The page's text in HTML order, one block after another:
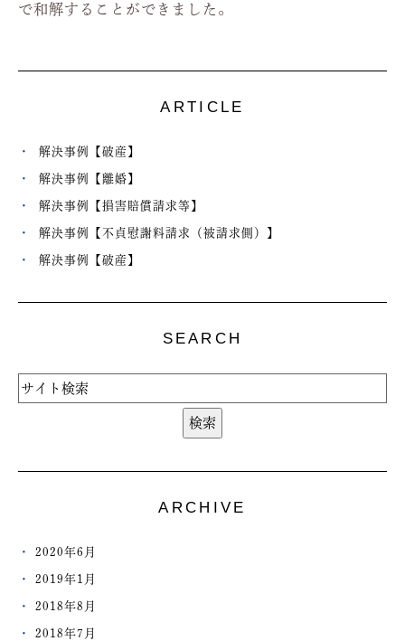
で和解することができました。
ARTICLE
解決事例【破産】
解決事例【離婚】
解決事例【損害賠償請求等】
解決事例【不貞慰謝料請求（被請求側）】
解決事例【破産】
SEARCH
ARCHIVE
2020年6月
2019年1月
2018年8月
2018年7月